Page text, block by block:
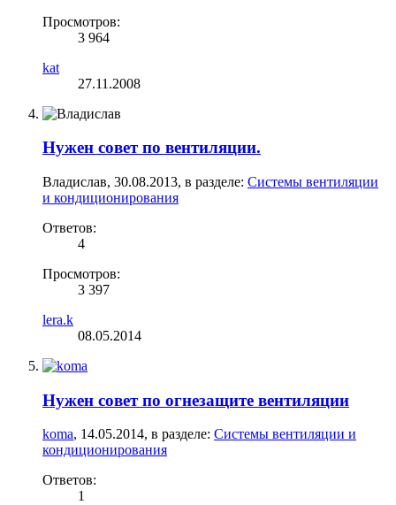
Просмотров:
3 964
kat
27.11.2008
Нужен совет по вентиляции.
Владислав, 30.08.2013, в разделе: Системы вентиляции
и кондиционирования
Ответов:
4
Просмотров:
3 397
lera.k
08.05.2014
Нужен совет по огнезащите вентиляции
koma, 14.05.2014, в разделе: Системы вентиляции и
кондиционирования
Ответов:
1